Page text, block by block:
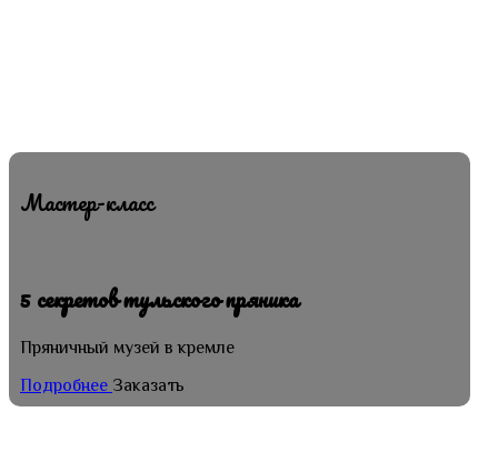
Мастер-класс
5 секретов тульского пряника
Пряничный музей в кремле
Подробнее Заказать